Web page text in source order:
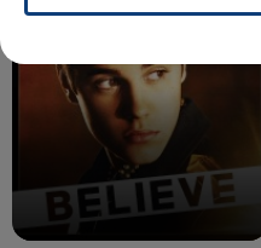
14h45
14h45